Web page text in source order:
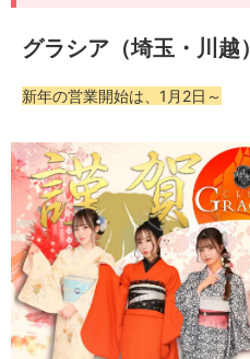
グラシア（埼玉・川越）
新年の営業開始は、1月2日～